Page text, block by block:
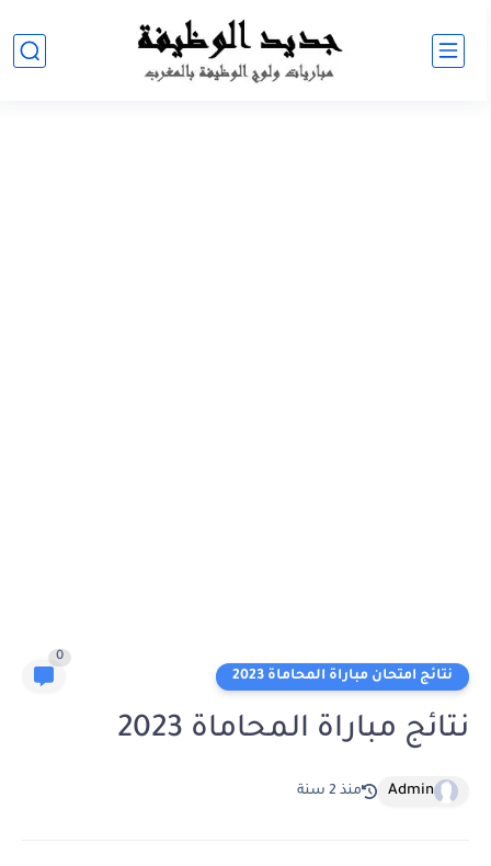
نتائج امتحان مباراة المحاماة 2023
0
نتائج مباراة المحاماة 2023
Admin منذ 2 سنة